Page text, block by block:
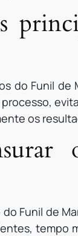
do Funil
os
do Funil de
tempo